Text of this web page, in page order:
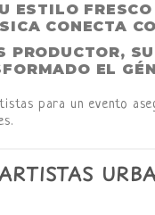
ESTILO
CONECTA
PRODUCTOR,
EL
para un evento